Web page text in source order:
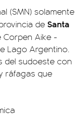
(SMN) solamente
de Santa
Corpen Aike -
Lago Argentino.
del sudoeste con
ráfagas que